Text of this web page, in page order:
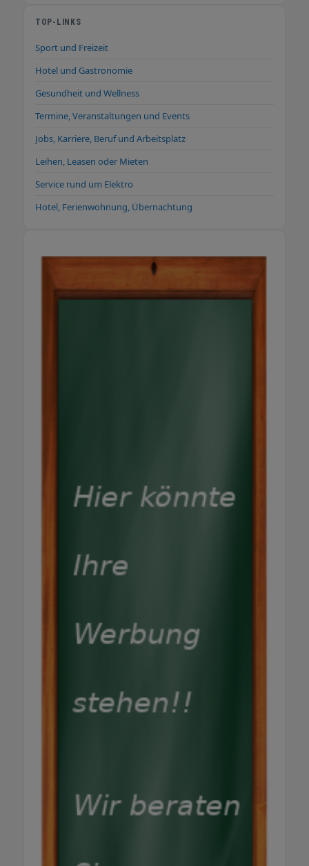
TOP-LINKS
Sport und Freizeit
Hotel und Gastronomie
Gesundheit und Wellness
Termine, Veranstaltungen und Events
Jobs, Karriere, Beruf und Arbeitsplatz
Leihen, Leasen oder Mieten
Service rund um Elektro
Hotel, Ferienwohnung, Übernachtung